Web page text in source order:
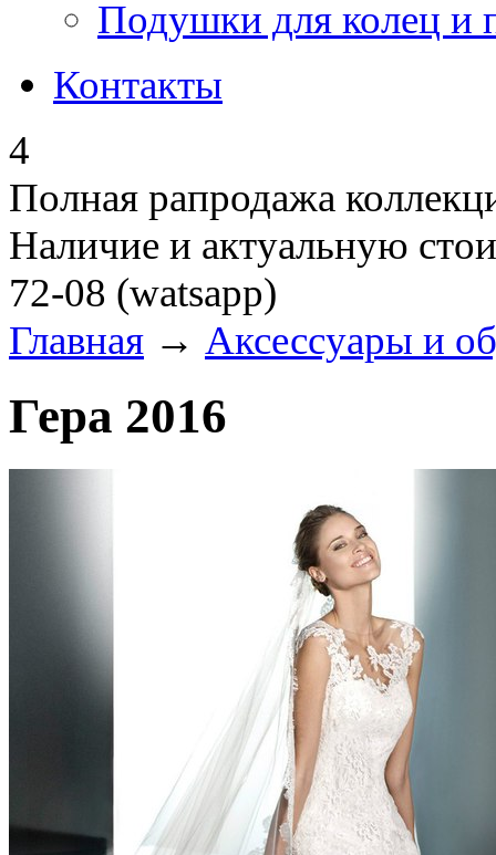
Подушки для колец и
Контакты
4
Полная рапродажа
Наличие и актуальную
72-08 (watsapp)
Главная → Аксессуары и
Гера 2016